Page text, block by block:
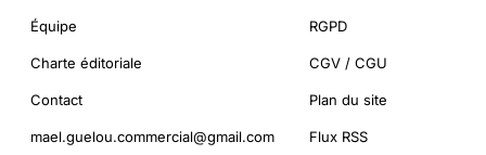
Équipe
Charte éditoriale
Contact
mael.guelou.commercial@gmail.com
RGPD
CGV / CGU
Plan du site
Flux RSS